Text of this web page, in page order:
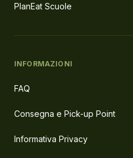
PlanEat Scuole
INFORMAZIONI
FAQ
Consegna e Pick-up Point
Informativa Privacy